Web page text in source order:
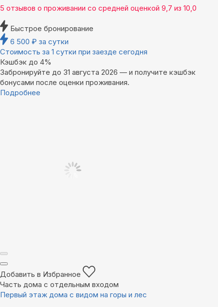
5 отзывов о проживании со средней оценкой 9,7 из 10,0
Быстрое бронирование
6 500 ₽ за сутки
Стоимость за 1 сутки при заезде сегодня
Кэшбэк до 4%
Забронируйте до 31 августа 2026 — и получите кэшбэк
бонусами после оценки проживания.
Подробнее
Добавить в Избранное
Часть дома с отдельным входом
Первый этаж дома с видом на горы и лес